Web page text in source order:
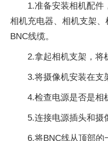
1.准备安装相机配件
相机充电器、相机支架
BNC线缆。
2.拿起相机支架，将
3.将摄像机安装在支
4.检查电源是否是相
5.连接电源插头和摄
6.将BNC线从顶部的